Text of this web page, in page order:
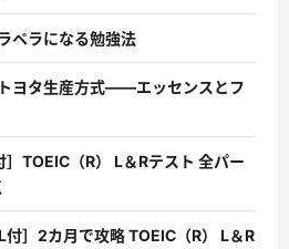
ペラになる勉強法
トヨタ生産方式――エッセンスとフ
］TOEIC（R） L＆Rテスト 全パー
付］2カ月で攻略 TOEIC（R） L＆R